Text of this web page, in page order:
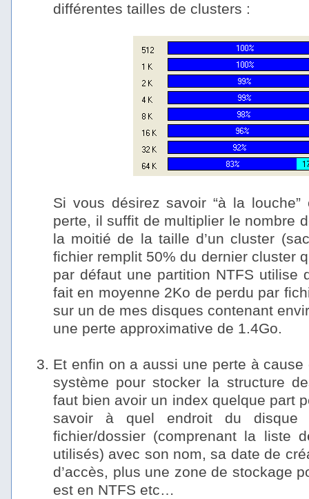
différentes tailles de clusters :
Si vous désirez savoir “à la
perte, il suffit de multiplier le nombre
la moitié de la taille d’un cluster
fichier remplit 50% du dernier cluster
par défaut une partition NTFS utilise
fait en moyenne 2Ko de perdu par
sur un de mes disques contenant
une perte approximative de 1.4Go.
Et enfin on a aussi une perte à cause
système pour stocker la structure
faut bien avoir un index quelque part
savoir à quel endroit du
fichier/dossier (comprenant la liste
utilisés) avec son nom, sa date de
d’accès, plus une zone de stockage
est en NTFS etc…